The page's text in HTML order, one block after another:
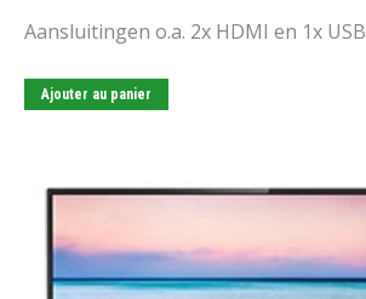
Aansluitingen o.a. 2x HDMI en 1x USB
Ajouter au panier